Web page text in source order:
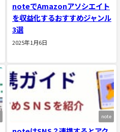
noteでAmazonアソシエイト
を収益化するおすすめジャンル
3選
2025年1月6日
note